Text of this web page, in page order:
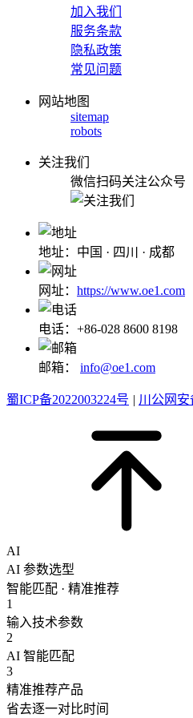
加入我们
服务条款
隐私政策
常见问题
网站地图
sitemap
robots
关注我们
微信扫码关注公众号
地址：中国 · 四川 · 成都
网址： https://www.oe1.com
电话：+86-028 8600 8198
邮箱： info@oe1.com
蜀ICP备2022003224号 | 川公网安
AI
AI 参数选型
智能匹配 · 精准推荐
1
输入技术参数
2
AI 智能匹配
3
精准推荐产品
省去逐一对比时间